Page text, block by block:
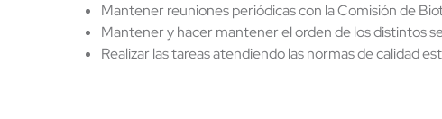
Mantener reuniones periódicas con la Comisión de
Mantener y hacer mantener el orden de los distintos
Realizar las tareas atendiendo las normas de calidad